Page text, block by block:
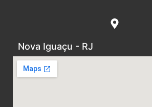
Nova Iguaçu - RJ